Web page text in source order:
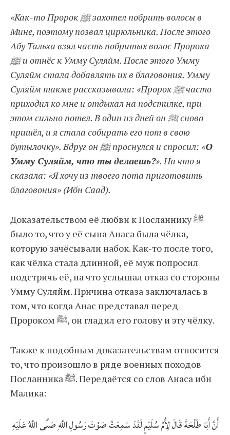
«Как-то Пророк ﷺ захотел побрить волосы в
Мине, поэтому позвал цирюльника. После этого
Абу Тальха взял часть побритых волос Пророка
ﷺ и отнёс к Умму Суляйм. После этого Умму
Суляйм стала добавлять их в благовония. Умму
Суляйм также рассказывала: «Пророк ﷺ часто
приходил ко мне и отдыхал на подстилке, при
этом сильно потел. В один из дней он ﷺ снова
пришёл, и я стала собирать его пот в свою
бутылочку». Вдруг он ﷺ проснулся и спросил: «О
Умму Суляйм, что ты делаешь?». На что я
сказала: «Я хочу из твоего пота приготовить
благовония» (Ибн Саад).
Доказательством её любви к Посланнику ﷺ
было то, что у её сына Анаса была чёлка,
которую зачёсывали набок. Как-то после того,
как чёлка стала длинной, её муж попросил
подстричь её, на что услышал отказ со стороны
Умму Суляйм. Причина отказа заключалась в
том, что когда Анас представал перед
Пророком ﷺ, он гладил его голову и эту чёлку.
Также к подобным доказательствам относится
то, что произошло в ряде военных походов
Посланника ﷺ. Передаётся со слов Анаса ибн
Малика:
أَنَّ أَبَا طَلْحَةَ قَالَ لِأُمِّ سُلَيْمٍ لَقَدْ سَمِعْتُ صَوْتَ رَسُولِ اللَّهِ صَلَّى اللَّهُ عَلَيْهِ